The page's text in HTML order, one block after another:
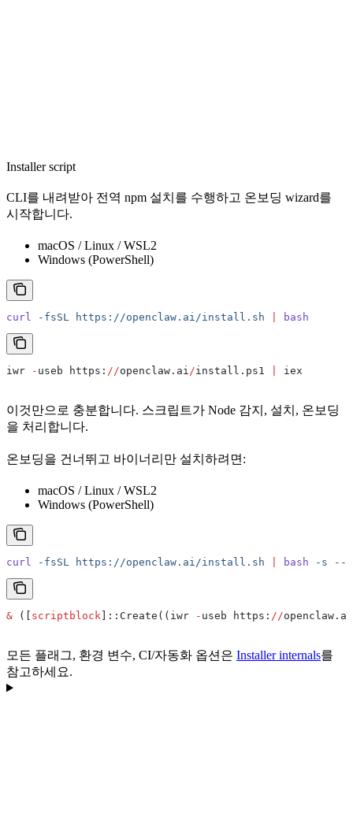
Installer script
CLI를 내려받아 전역 npm 설치를 수행하고 온보딩 wizard를
시작합니다.
macOS / Linux / WSL2
Windows (PowerShell)
curl -fsSL https://openclaw.ai/install.sh bash
iwr - useb https: //openclaw.ai/install.ps1 iex
이것만으로 충분합니다. 스크립트가 Node 감지, 설치, 온보딩
을 처리합니다.
온보딩을 건너뛰고 바이너리만 설치하려면:
macOS / Linux / WSL2
Windows (PowerShell)
curl -fsSL https://openclaw.ai/install.sh bash -s --
& ([ scriptblock ]::Create((iwr - useb https: //openclaw.ai
모든 플래그, 환경 변수, CI/자동화 옵션은 Installer internals를
참고하세요.